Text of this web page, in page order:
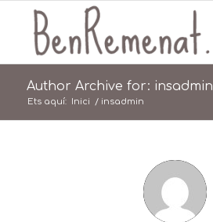
Author Archive for: insadmin
Ets aquí: Inici / insadmin